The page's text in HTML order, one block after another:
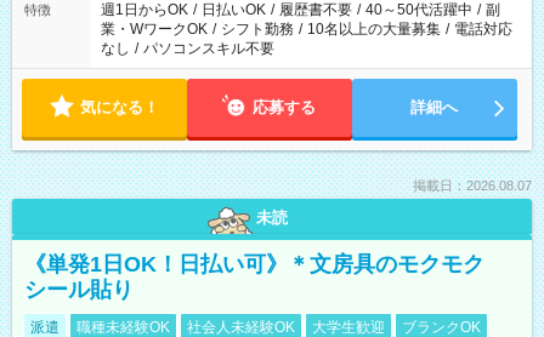
特徴 週1日からOK / 日払いOK / 履歴書不要 / 40～50代活躍中 / 副
業・WワークOK / シフト勤務 / 10名以上の大量募集 / 電話対応
なし / パソコンスキル不要
気になる！ 応募する 詳細へ
掲載日：2026.08.07
未読
《単発1日OK！日払い可》＊文房具のモクモク
シール貼り
派遣 職種未経験OK 社会人未経験OK 大学生歓迎
ブランクOK